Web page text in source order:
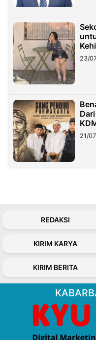
23/
21/
REDAKSI
KIRIM KARYA
KIRIM BERITA